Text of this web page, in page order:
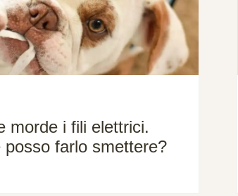
morde i fili elettrici.
posso farlo smettere?